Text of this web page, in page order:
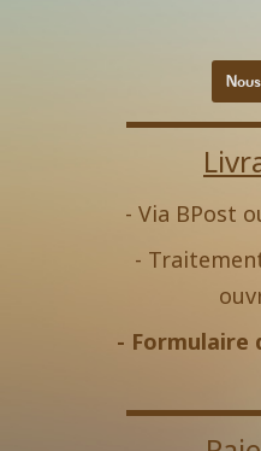
- Via BPost
-
-